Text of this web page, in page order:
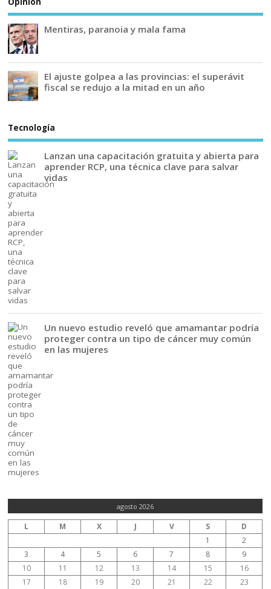
Mentiras, paranoia y mala fama
El ajuste golpea a las provincias: el superávit
fiscal se redujo a la mitad en un año
Tecnología
Lanzan una capacitación gratuita y abierta para
aprender RCP, una técnica clave para salvar
vidas
Un nuevo estudio reveló que amamantar podría
proteger contra un tipo de cáncer muy común
en las mujeres
agosto 2026
L M X J V S
D
1
2
3
4 5 6 7 8
9
10
11 12 13 14 15
16
17
18 19 20 21 22 23